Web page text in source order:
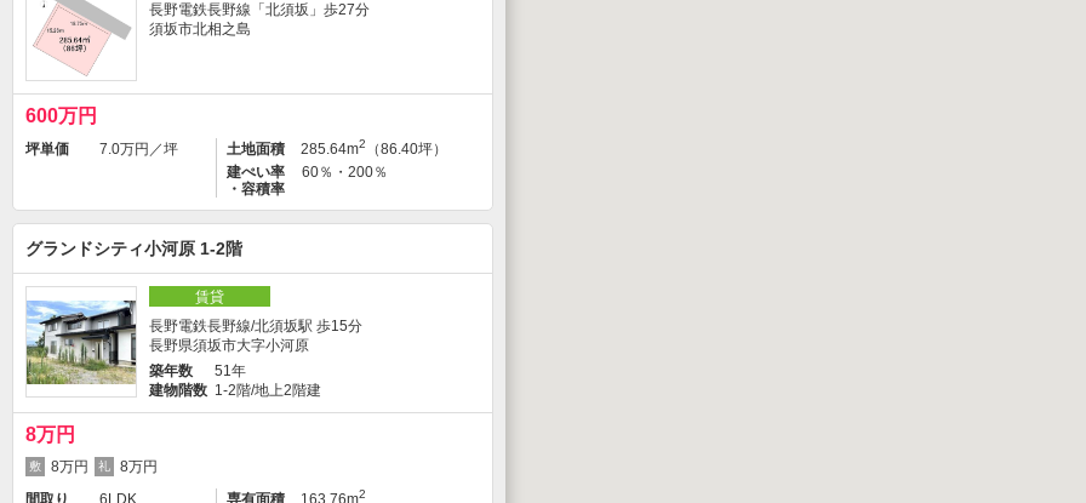
長野電鉄長野線「北須坂」歩27分
須坂市北相之島
600万円
坪単価 7.0万円／坪 土地面積 285.64m2
（86.40坪）
建ぺい率
・容積率
60％・200％
グランドシティ小河原 1-2階
賃貸
長野電鉄長野線/北須坂駅 歩15分
長野県須坂市大字小河原
築年数
51年
建物階数 1-2階/地上2階建
8万円
8万円
8万円
間取り
6LDK 専有面積 163.76m2